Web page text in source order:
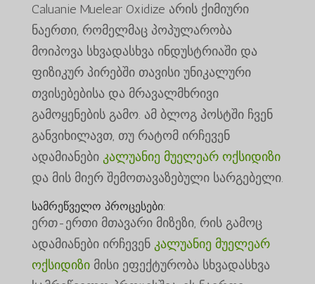
Caluanie Muelear Oxidize არის ქიმიური
ნაერთი, რომელმაც პოპულარობა
მოიპოვა სხვადასხვა ინდუსტრიაში და
ფიზიკურ პირებში თავისი უნიკალური
თვისებებისა და მრავალმხრივი
გამოყენების გამო. ამ ბლოგ პოსტში ჩვენ
განვიხილავთ, თუ რატომ ირჩევენ
ადამიანები კალუანიე მუელეარ ოქსიდიზი
და მის მიერ შემოთავაზებული სარგებელი.
სამრეწველო პროცესები:
ერთ-ერთი მთავარი მიზეზი, რის გამოც
ადამიანები ირჩევენ კალუანიე მუელეარ
ოქსიდიზიმისი ეფექტურობა სხვადასხვა